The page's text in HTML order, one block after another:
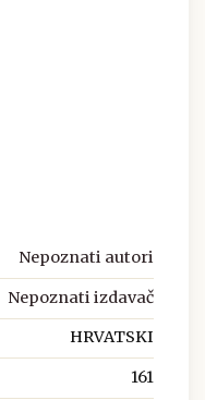
Nepoznati autori
Nepoznati izdavač
HRVATSKI
161